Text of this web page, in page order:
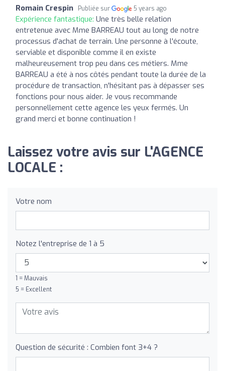
Romain Crespin Publiée sur 5 years ago
Expérience fantastique: Une très belle relation
entretenue avec Mme BARREAU tout au long de notre
processus d'achat de terrain. Une personne à l'écoute,
serviable et disponible comme il en existe
malheureusement trop peu dans ces métiers. Mme
BARREAU a été à nos côtés pendant toute la durée de la
procédure de transaction, n'hésitant pas à dépasser ses
fonctions pour nous aider. Je vous recommande
personnellement cette agence les yeux fermés. Un
grand merci et bonne continuation !
Laissez votre avis sur L'AGENCE
LOCALE :
Votre nom
Notez l'entreprise de 1 à 5
1 = Mauvais
5 = Excellent
Question de sécurité : Combien font 3+4 ?